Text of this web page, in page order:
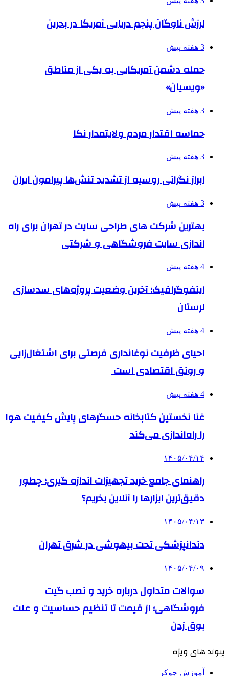
لرزش ناوگان پنجم دریایی آمریکا در بحرین
3 هفته پیش
حمله دشمن آمریکایی به یکی از مناطق
«ویسیان»
3 هفته پیش
حماسه اقتدار مردم ولایتمدار نکا
3 هفته پیش
ابراز نگرانی روسیه از تشدید تنش‌ها پیرامون ایران
3 هفته پیش
بهترین شرکت های طراحی سایت در تهران برای راه
اندازی سایت فروشگاهی و شرکتی
4 هفته پیش
اینفوگرافیک؛ آخرین وضعیت پروژه‌های سدسازی
لرستان
4 هفته پیش
احیای ظرفیت نوغانداری فرصتی برای اشتغال‌زایی
و رونق اقتصادی است
4 هفته پیش
غنا نخستین کتابخانه حسگرهای پایش کیفیت هوا
را راه‌اندازی می‌کند
۱۴۰۵/۰۴/۱۴
راهنمای جامع خرید تجهیزات اندازه گیری؛ چطور
دقیق‌ترین ابزارها را آنلاین بخریم؟
۱۴۰۵/۰۴/۱۳
دندانپزشکی تحت بیهوشی در شرق تهران
۱۴۰۵/۰۴/۰۹
سوالات متداول درباره خرید و نصب گیت
فروشگاهی؛ از قیمت تا تنظیم حساسیت و علت
بوق زدن
پیوند های ویژه
آموزش جوکر